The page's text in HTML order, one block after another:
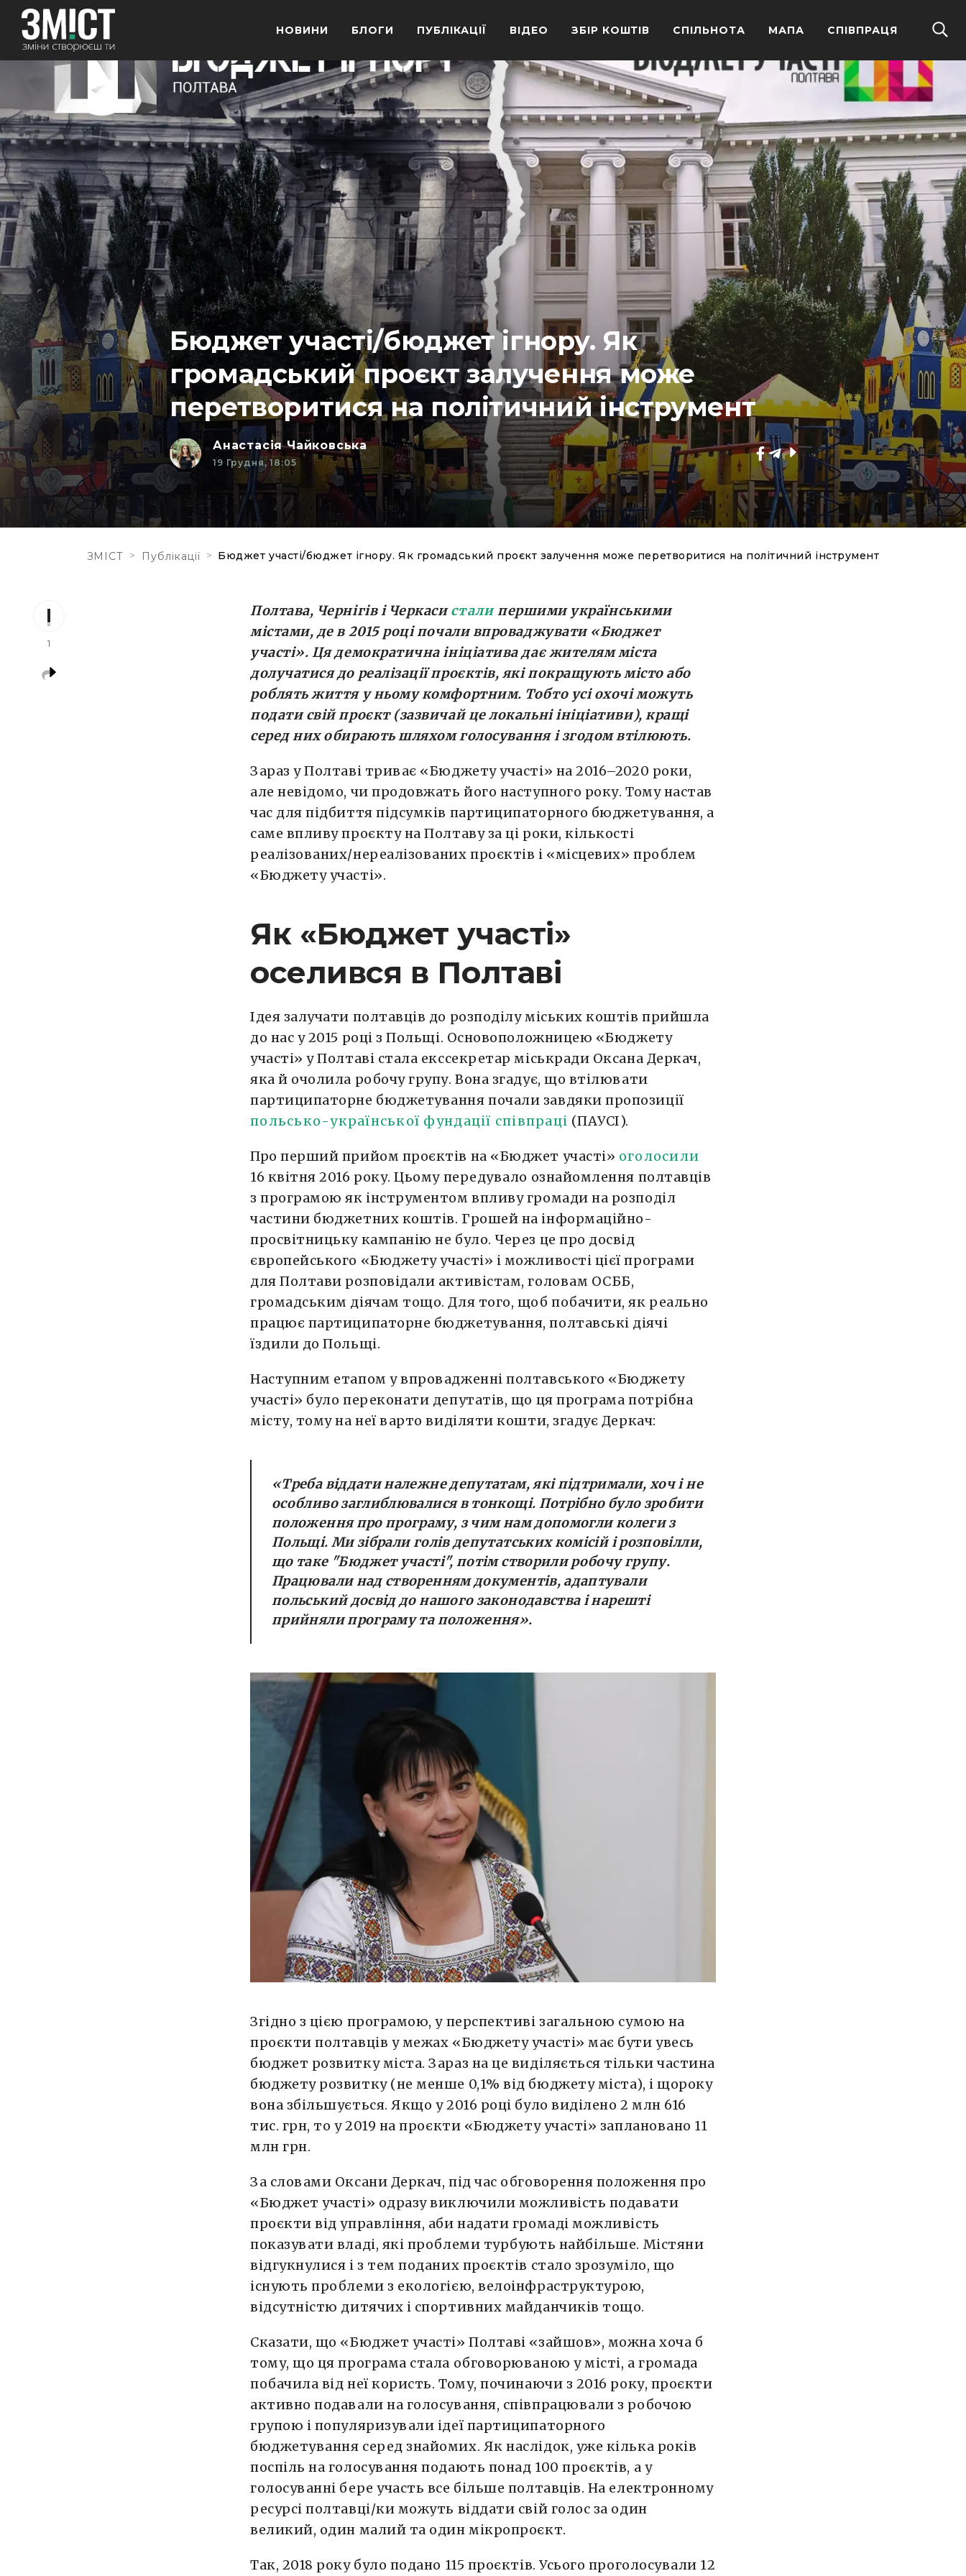
НОВИНИ БЛОГИ ПУБЛІКАЦІЇ ВІДЕО ЗБІР КОШТІВ СПІЛЬНОТА МАПА СПІВПРАЦЯ
Бюджет участі/бюджет ігнору. Як
громадський проєкт залучення може
перетворитися на політичний інструмент
Анастасія Чайковська
19 Грудня, 18:05
ЗМІСТ > Публікації > Бюджет участі/бюджет ігнору. Як громадський проєкт залучення може перетворитися на політичний інструмент
1
Полтава, Чернігів і Черкасисталипершими українськими
містами, де в 2015 році почали впроваджувати «Бюджет
участі». Ця демократична ініціатива дає жителям міста
долучатися до реалізації проєктів, які покращують місто або
роблять життя у ньому комфортним. Тобто усі охочі можуть
подати свій проєкт (зазвичай це локальні ініціативи), кращі
серед них обирають шляхом голосування і згодом втілюють.
Зараз у Полтаві триває «Бюджету участі» на 2016–2020 роки,
але невідомо, чи продовжать його наступного року. Тому настав
час для підбиття підсумків партиципаторного бюджетування, а
саме впливу проєкту на Полтаву за ці роки, кількості
реалізованих/нереалізованих проєктів і «місцевих» проблем
«Бюджету участі».
Як «Бюджет участі»
оселився в Полтаві
Ідея залучати полтавців до розподілу міських коштів прийшла
до нас у 2015 році з Польщі. Основоположницею «Бюджету
участі» у Полтаві стала екссекретар міськради Оксана Деркач,
яка й очолила робочу групу. Вона згадує, що втілювати
партиципаторне бюджетування почали завдяки пропозиції
польсько-української фундації співпраці (ПАУСІ).
Про перший прийом проєктів на «Бюджет участі» оголосили
16 квітня 2016 року. Цьому передувало ознайомлення полтавців
з програмою як інструментом впливу громади на розподіл
частини бюджетних коштів. Грошей на інформаційно-
просвітницьку кампанію не було. Через це про досвід
європейського «Бюджету участі» і можливості цієї програми
для Полтави розповідали активістам, головам ОСББ,
громадським діячам тощо. Для того, щоб побачити, як реально
працює партиципаторне бюджетування, полтавські діячі
їздили до Польщі.
Наступним етапом у впровадженні полтавського «Бюджету
участі» було переконати депутатів, що ця програма потрібна
місту, тому на неї варто виділяти кошти, згадує Деркач:
«Треба віддати належне депутатам, які підтримали, хоч і не
особливо заглиблювалися в тонкощі. Потрібно було зробити
положення про програму, з чим нам допомогли колеги з
Польщі. Ми зібрали голів депутатських комісій і розповілли,
що таке "Бюджет участі", потім створили робочу групу.
Працювали над створенням документів, адаптували
польський досвід до нашого законодавства і нарешті
прийняли програму та положення».
Згідно з цією програмою, у перспективі загальною сумою на
проєкти полтавців у межах «Бюджету участі» має бути увесь
бюджет розвитку міста. Зараз на це виділяється тільки частина
бюджету розвитку (не менше 0,1% від бюджету міста), і щороку
вона збільшується. Якщо у 2016 році було виділено 2 млн 616
тис. грн, то у 2019 на проєкти «Бюджету участі» заплановано 11
млн грн.
За словами Оксани Деркач, під час обговорення положення про
«Бюджет участі» одразу виключили можливість подавати
проєкти від управління, аби надати громаді можливість
показувати владі, які проблеми турбують найбільше. Містяни
відгукнулися і з тем поданих проєктів стало зрозуміло, що
існують проблеми з екологією, велоінфраструктурою,
відсутністю дитячих і спортивних майданчиків тощо.
Сказати, що «Бюджет участі» Полтаві «зайшов», можна хоча б
тому, що ця програма стала обговорюваною у місті, а громада
побачила від неї користь. Тому, починаючи з 2016 року, проєкти
активно подавали на голосування, співпрацювали з робочою
групою і популяризували ідеї партиципаторного
бюджетування серед знайомих. Як наслідок, уже кілька років
поспіль на голосування подають понад 100 проєктів, а у
голосуванні бере участь все більше полтавців. На електронному
ресурсі полтавці/ки можуть віддати свій голос за один
великий, один малий та один мікропроєкт.
Так, 2018 року було подано 115 проєктів. Усього проголосували 12